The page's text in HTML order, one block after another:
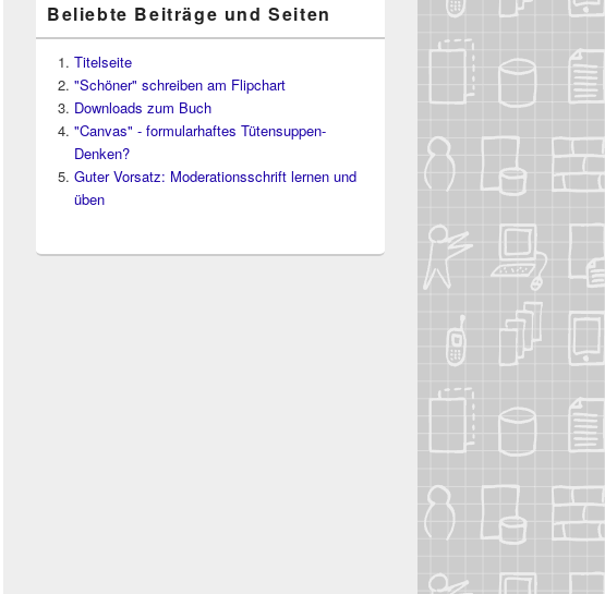
Beliebte Beiträge und Seiten
Titelseite
"Schöner" schreiben am Flipchart
Downloads zum Buch
"Canvas" - formularhaftes Tütensuppen-
Denken?
Guter Vorsatz: Moderationsschrift lernen und
üben